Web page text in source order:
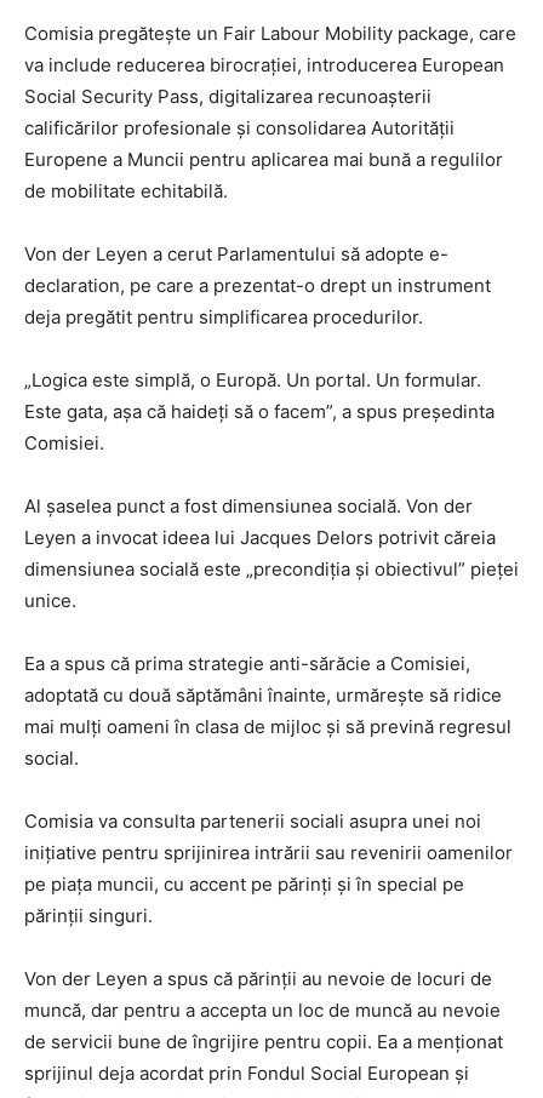
Comisia pregătește un Fair Labour Mobility package, care
va include reducerea birocrației, introducerea European
Social Security Pass, digitalizarea recunoașterii
calificărilor profesionale și consolidarea Autorității
Europene a Muncii pentru aplicarea mai bună a regulilor
de mobilitate echitabilă.
Von der Leyen a cerut Parlamentului să adopte e-
declaration, pe care a prezentat-o drept un instrument
deja pregătit pentru simplificarea procedurilor.
„Logica este simplă, o Europă. Un portal. Un formular.
Este gata, așa că haideți să o facem”, a spus președinta
Comisiei.
Al șaselea punct a fost dimensiunea socială. Von der
Leyen a invocat ideea lui Jacques Delors potrivit căreia
dimensiunea socială este „precondiția și obiectivul” pieței
unice.
Ea a spus că prima strategie anti-sărăcie a Comisiei,
adoptată cu două săptămâni înainte, urmărește să ridice
mai mulți oameni în clasa de mijloc și să prevină regresul
social.
Comisia va consulta partenerii sociali asupra unei noi
inițiative pentru sprijinirea intrării sau revenirii oamenilor
pe piața muncii, cu accent pe părinți și în special pe
părinții singuri.
Von der Leyen a spus că părinții au nevoie de locuri de
muncă, dar pentru a accepta un loc de muncă au nevoie
de servicii bune de îngrijire pentru copii. Ea a menționat
sprijinul deja acordat prin Fondul Social European și